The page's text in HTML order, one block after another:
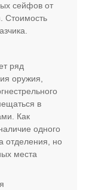
сейфов от
Стоимость
ряд
оружия,
в
Как
одного
отделения, но
места